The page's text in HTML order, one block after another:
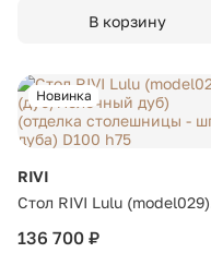
В корзину
Новинка
RIVI
Стол RIVI Lulu (model029)
(дуб/молочный дуб)
136 700 ₽